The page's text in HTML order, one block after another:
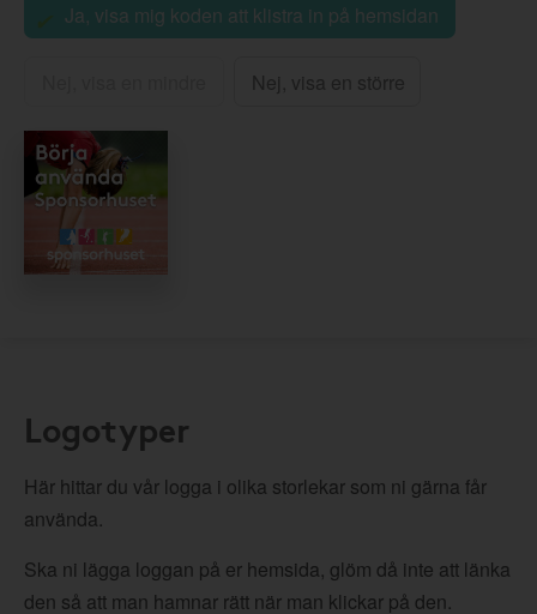
Ja, visa mig koden att klistra in på hemsidan
Nej, visa en större
Logotyper
Här hittar du vår logga i olika storlekar som ni gärna får
använda.
Ska ni lägga loggan på er hemsida, glöm då inte att länka
den så att man hamnar rätt när man klickar på den.